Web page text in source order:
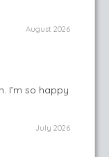
August 2026
I’m so happy
July 2026